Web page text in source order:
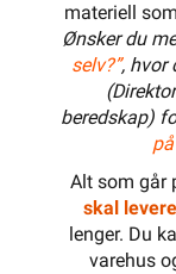
materiell
Ønsker du
selv?”, hvor
beredskap)
Alt som går
skal
lenger. Du
varehus